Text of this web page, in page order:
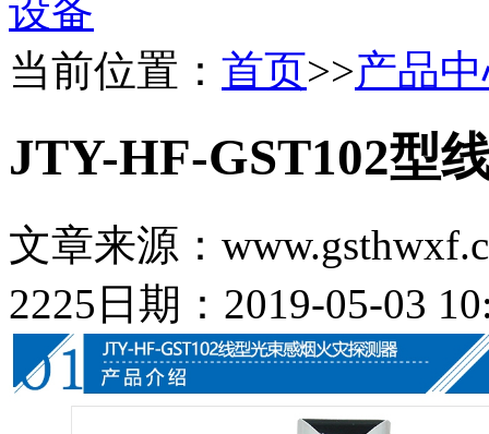
当前位置： 首页>>产品
JTY-HF-GST102型
文章来源：
2225 日期：2019-05-03